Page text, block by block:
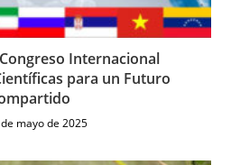
Internacional
para un Futuro
mayo de 2025